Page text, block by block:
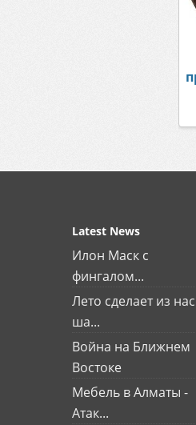
Latest News
Илон Маск с
фингалом...
Лето сделает из нас
ша...
Война на Ближнем
Востоке
Мебель в Алматы -
Атак...